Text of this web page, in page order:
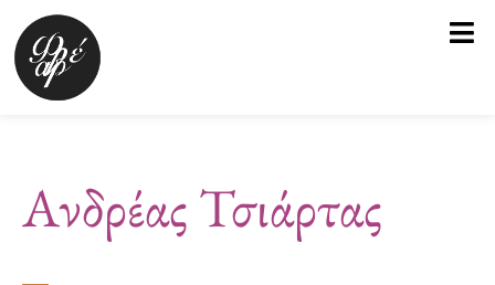
Μετάβαση
στο
περιεχόμενο
Ανδρέας Τσιάρτας